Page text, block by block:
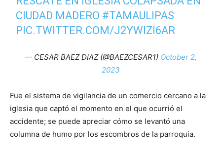
CIUDAD MADERO #TAMAULIPAS
PIC.TWITTER.COM/J2YWIZI6AR
— CESAR BAEZ DIAZ (@BAEZCESAR1) October 2,
2023
Fue el sistema de vigilancia de un comercio cercano a la
iglesia que captó el momento en el que ocurrió el
accidente; se puede apreciar cómo se levantó una
columna de humo por los escombros de la parroquia.